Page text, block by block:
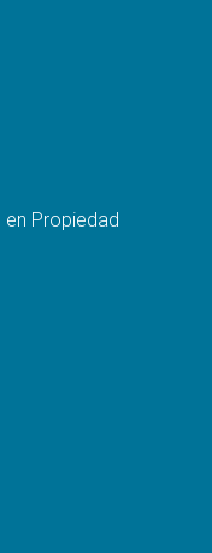
Propiedad